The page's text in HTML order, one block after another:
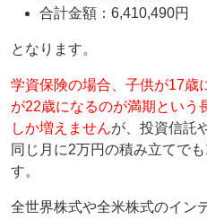
合計金額：6,410,490円
となります。
学資保険の場合、子供が17歳
が22歳になるのが満期という
しか増えませんが、投資信託
同じ月に2万円の積み立てで
す。
全世界株式や全米株式のイン